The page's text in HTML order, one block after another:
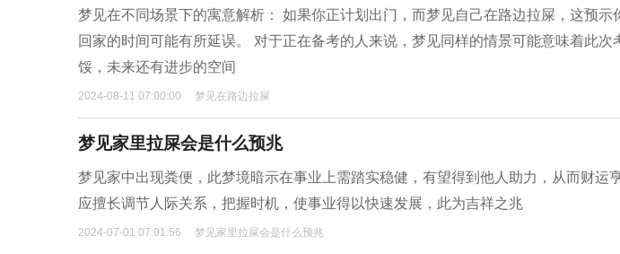
梦见在不同场景下的寓意解析： 如果你正计划出门，而梦见自己在路边拉屎，这预示
回家的时间可能有所延误。 对于正在备考的人来说，梦见同样的情景可能意味着此次
馁，未来还有进步的空间
2024-08-11 07:00:00 梦见在路边拉屎
梦见家里拉屎会是什么预兆
梦见家中出现粪便，此梦境暗示在事业上需踏实稳健，有望得到他人助力，从而财运
应擅长调节人际关系，把握时机，使事业得以快速发展，此为吉祥之兆
2024-07-01 07:01:56 梦见家里拉屎会是什么预兆